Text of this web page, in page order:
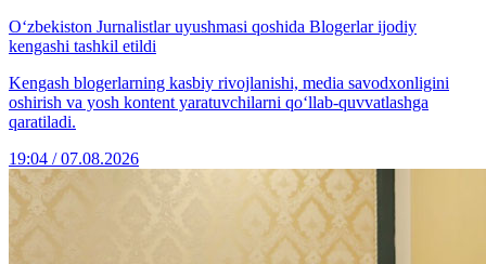
O‘zbekiston Jurnalistlar uyushmasi qoshida Blogerlar ijodiy
kengashi tashkil etildi
Kengash blogerlarning kasbiy rivojlanishi, media savodxonligini
oshirish va yosh kontent yaratuvchilarni qo‘llab-quvvatlashga
qaratiladi.
19:04 / 07.08.2026